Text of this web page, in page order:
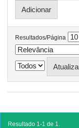
Resultados/Página
Resultado 1-1 de 1.